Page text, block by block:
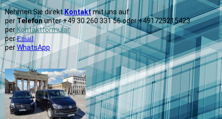
Nehmen Sie direktKontaktmit uns auf:
perTelefonunter +49 30 260 331 56 oder +491723215423
per Kontaktformular
perEmail
perWhatsApp